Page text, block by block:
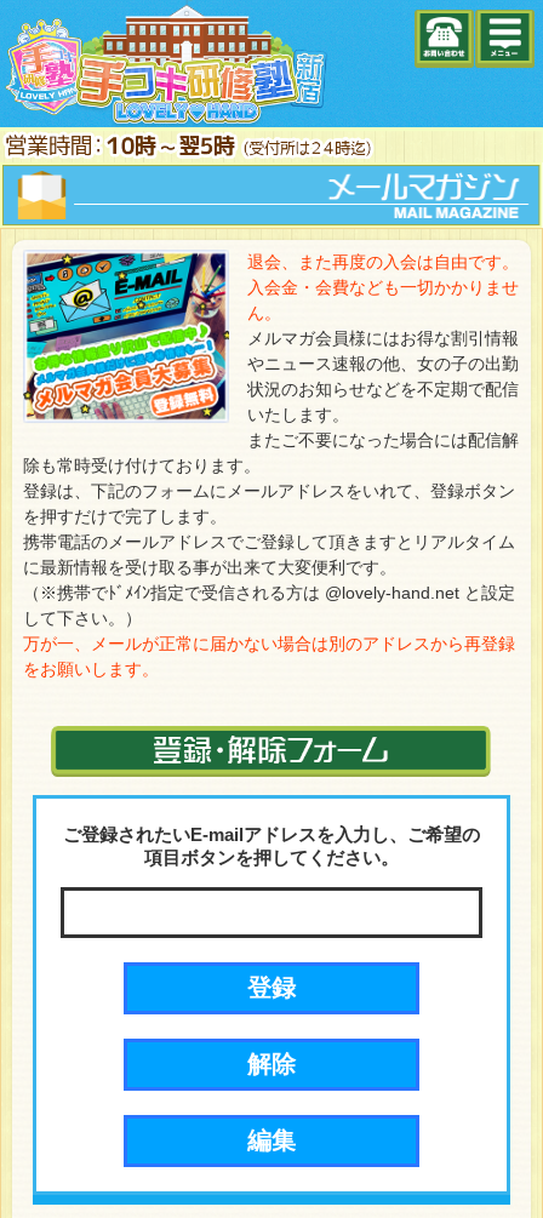
退会、また再度の入会は自由です。
入会金・会費なども一切かかりませ
ん。
メルマガ会員様にはお得な割引情報
やニュース速報の他、女の子の出勤
状況のお知らせなどを不定期で配信
いたします。
またご不要になった場合には配信解
除も常時受け付けております。
登録は、下記のフォームにメールアドレスをいれて、登録ボタン
を押すだけで完了します。
携帯電話のメールアドレスでご登録して頂きますとリアルタイム
に最新情報を受け取る事が出来て大変便利です。
（※携帯でﾄﾞﾒｲﾝ指定で受信される方は @lovely-hand.net と設定
して下さい。）
万が一、メールが正常に届かない場合は別のアドレスから再登録
をお願いします。
ご登録されたいE-mailアドレスを入力し、ご希望の
項目ボタンを押してください。